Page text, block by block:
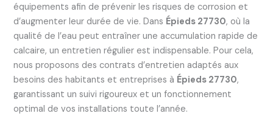
équipements afin de prévenir les risques de corrosion et
d’augmenter leur durée de vie. Dans Épieds 27730, où la
qualité de l’eau peut entraîner une accumulation rapide de
calcaire, un entretien régulier est indispensable. Pour cela,
nous proposons des contrats d’entretien adaptés aux
besoins des habitants et entreprises à Épieds 27730,
garantissant un suivi rigoureux et un fonctionnement
optimal de vos installations toute l’année.